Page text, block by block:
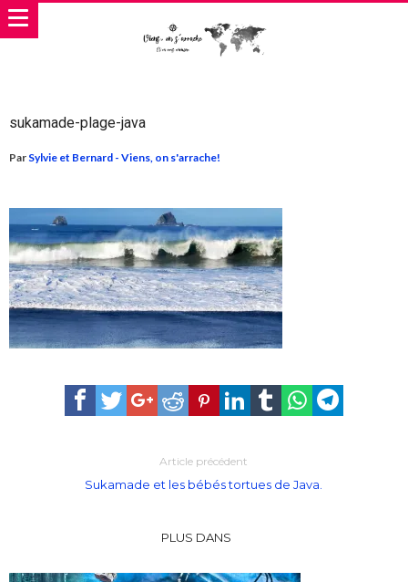
sukamade-plage-java
Par Sylvie et Bernard - Viens, on s'arrache!
Article précédent
Sukamade et les bébés tortues de Java.
PLUS DANS